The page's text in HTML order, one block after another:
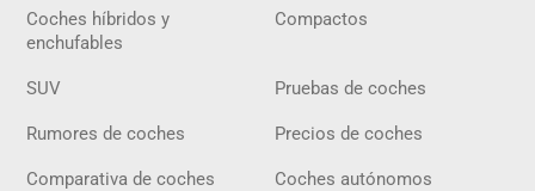
Coches híbridos y
enchufables
Compactos
SUV Pruebas de coches
Rumores de coches Precios de coches
Comparativa de coches Coches autónomos